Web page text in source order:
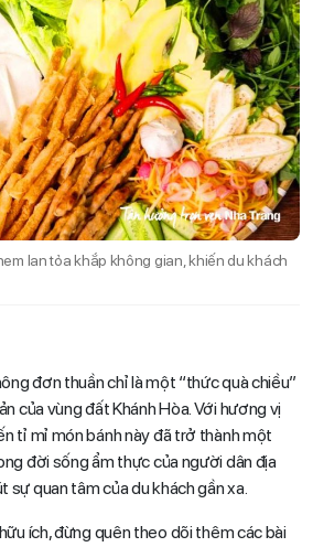
lan tỏa khắp không gian, khiến du khách
đơn thuần chỉ là một “thức quà chiều”
của vùng đất Khánh Hòa. Với hương vị
tỉ mỉ món bánh này đã trở thành một
đời sống ẩm thực của người dân địa
sự quan tâm của du khách gần xa.
ích, đừng quên theo dõi thêm các bài